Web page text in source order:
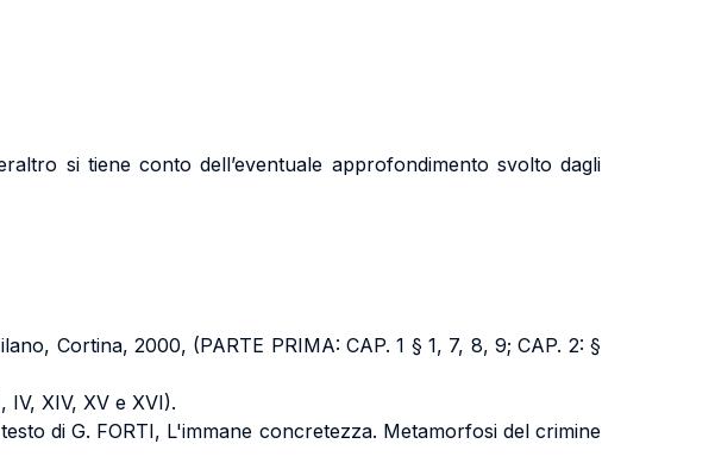
si tiene conto dell’eventuale approfondimento svolto dagli
Cortina, 2000, (PARTE PRIMA: CAP. 1 § 1, 7, 8, 9; CAP. 2: §
XIV, XV e XVI).
di G. FORTI, L'immane concretezza. Metamorfosi del crimine